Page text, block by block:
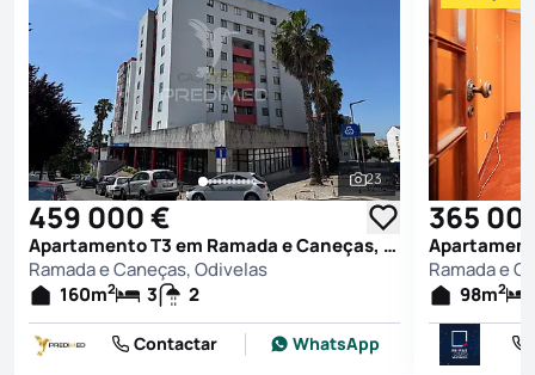
Ver todas as
23
459 000 €
Apartamento T3 em Ramada e Caneças, Odivelas
Ramada e Caneças, Odivelas
160m2 3 2
Contactar WhatsApp
365
Ramada e
98m2